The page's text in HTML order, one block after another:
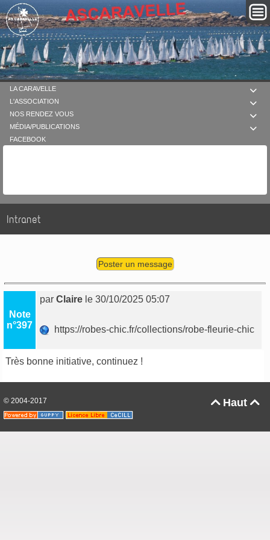

LA CARAVELLE

L'ASSOCIATION

NOS RENDEZ VOUS

MÉDIA/PUBLICATIONS
FACEBOOK
Intranet
Poster un message
Note
n°397
parClaire le 30/10/2025 05:07
https://robes-chic.fr/collections/robe-fleurie-chic
Très bonne initiative, continuez !
Haut 
© 2004-2017